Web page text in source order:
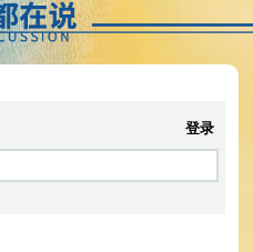
登录